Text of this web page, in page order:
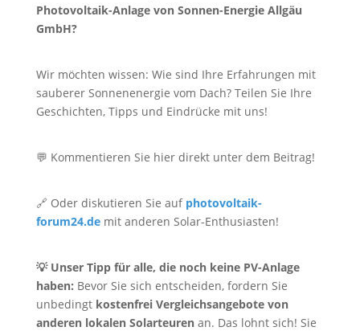
Photovoltaik-Anlage von Sonnen-Energie Allgäu
GmbH?
Wir möchten wissen: Wie sind Ihre Erfahrungen mit
sauberer Sonnenenergie vom Dach? Teilen Sie Ihre
Geschichten, Tipps und Eindrücke mit uns!
💬 Kommentieren Sie hier direkt unter dem Beitrag!
🔗 Oder diskutieren Sie auf photovoltaik-
forum24.de mit anderen Solar-Enthusiasten!
💡 Unser Tipp für alle, die noch keine PV-Anlage
haben: Bevor Sie sich entscheiden, fordern Sie
unbedingt kostenfrei Vergleichsangebote von
anderen lokalen Solarteurenan. Das lohnt sich! Sie